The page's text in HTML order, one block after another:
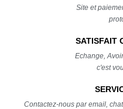
Site et
SATISFAIT
Echange,
c'est
Contactez-nous par email,